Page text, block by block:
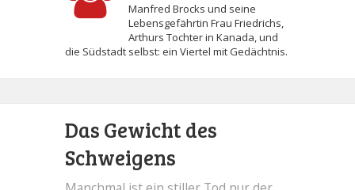
Manfred Brocks und seine
Lebensgefährtin Frau Friedrichs,
Arthurs Tochter in Kanada, und
die Südstadt selbst: ein Viertel mit Gedächtnis.
Das Gewicht des
Schweigens